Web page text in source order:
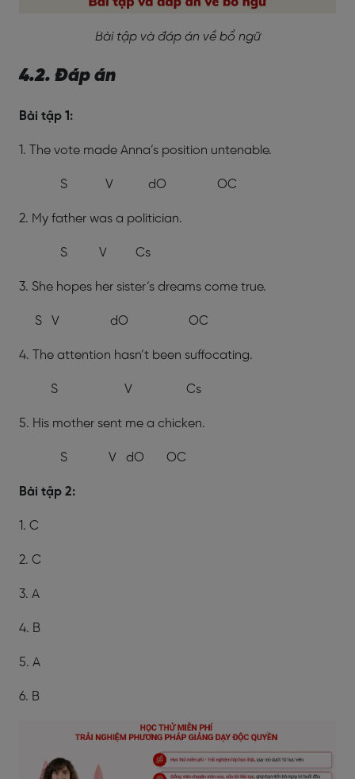
Bài tập và đáp án về bổ ngữ
4.2. Đáp án
Bài tập 1:
1. The vote made Anna’s position untenable.
S V dO OC
2. My father was a politician.
S V Cs
3. She hopes her sister’s dreams come true.
S V dO OC
4. The attention hasn’t been suffocating.
S V Cs
5. His mother sent me a chicken.
S V dO OC
Bài tập 2:
1. C
2. C
3. A
4. B
5. A
6. B